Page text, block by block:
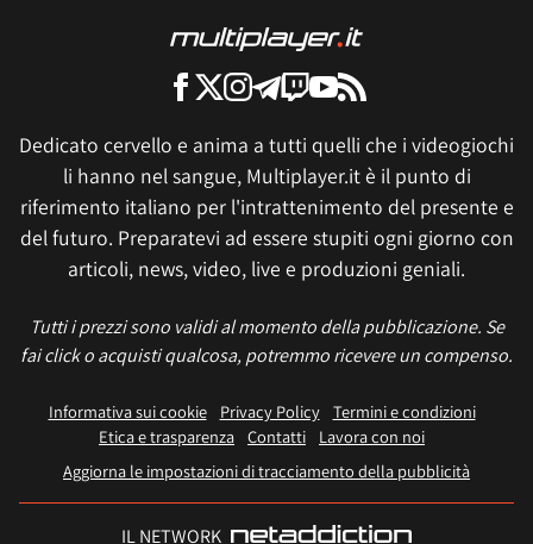
Dedicato cervello e anima a tutti quelli che i videogiochi
li hanno nel sangue, Multiplayer.it è il punto di
riferimento italiano per l'intrattenimento del presente e
del futuro. Preparatevi ad essere stupiti ogni giorno con
articoli, news, video, live e produzioni geniali.
Tutti i prezzi sono validi al momento della pubblicazione. Se
fai click o acquisti qualcosa, potremmo ricevere un compenso.
Informativa sui cookie Privacy Policy
Termini e condizioni
Etica e trasparenza Contatti
Lavora con noi
Aggiorna le impostazioni di tracciamento della pubblicità
IL NETWORK